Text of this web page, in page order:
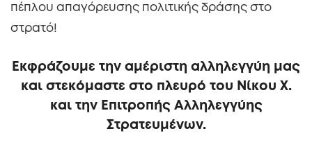
πέπλου απαγόρευσης πολιτικής δράσης στο
στρατό!
Εκφράζουμε την αμέριστη αλληλεγγύη μας
και στεκόμαστε στο πλευρό του Νίκου Χ.
και την Επιτροπής Αλληλεγγύης
Στρατευμένων.